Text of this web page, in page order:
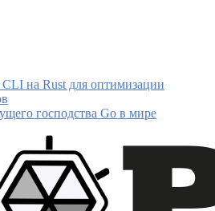
на Rust для оптимизации
господства Go в мире